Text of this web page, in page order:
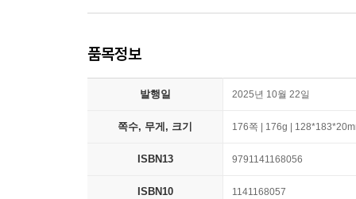
품목정보
발행일 2025년 10월 22일
쪽수, 무게, 크기 176쪽 | 176g |
ISBN13 9791141168056
ISBN10 1141168057